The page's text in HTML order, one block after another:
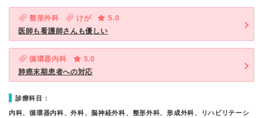
整形外科 けが
5.0
医師も看護師さんも優しい
循環器内科
5.0
肺癌末期患者への対応
診療科目：
内科、循環器内科、外科、脳神経外科、整形外科、形成外科、リハビリテーシ